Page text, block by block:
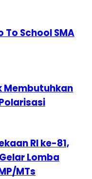
To School SMA
Membutuhkan
RI ke-81,
Lomba
MTs